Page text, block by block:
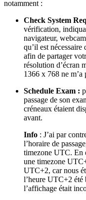
notamment :
Check System
vérification,
navigateur,
qu’il est
afin de partager
résolution d’écran
1366 x 768 ne m’a
Schedule Exam :
passage de son
créneaux étaient
avant.
Info : J’ai par
l’horaire de
timezone UTC. En
une timezone
UTC+2, car nous
l’heure UTC+2 été
l’affichage était